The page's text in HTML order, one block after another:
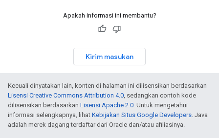
Apakah informasi ini membantu?
Kirim masukan
Kecuali dinyatakan lain, konten di halaman ini dilisensikan berdasarkan
Lisensi Creative Commons Attribution 4.0, sedangkan contoh kode
dilisensikan berdasarkan Lisensi Apache 2.0. Untuk mengetahui
informasi selengkapnya, lihat Kebijakan Situs Google Developers. Java
adalah merek dagang terdaftar dari Oracle dan/atau afiliasinya.